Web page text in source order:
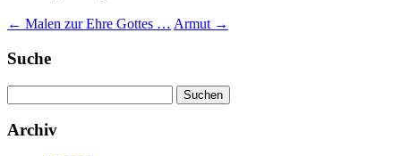
← Malen zur Ehre Gottes … Armut →
Suche
nach:
Archiv